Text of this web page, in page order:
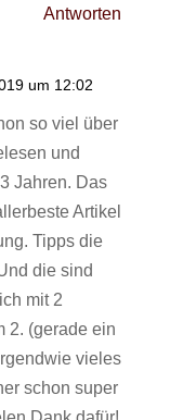
Antworten
um 12:02
so viel über
und
Jahren. Das
Artikel
Tipps die
die sind
mit 2
2. (gerade ein
vieles
schon super